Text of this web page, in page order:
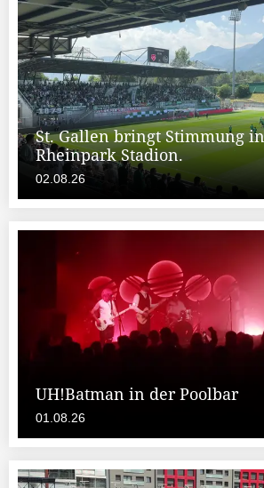
St. Gallen bringt Stimmung
Rheinpark Stadion.
02.08.26
UH!Batman in der Poolbar
01.08.26